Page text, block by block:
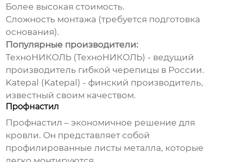
Более высокая стоимость.
Сложность монтажа (требуется подготовка
основания).
Популярные производители:
ТехноНИКОЛЬ (ТехноНИКОЛЬ) - ведущий
производитель гибкой черепицы в России.
Katepal (Katepal ) - финский производитель,
известный своим качеством.
Профнастил
Профнастил – экономичное решение для
кровли. Он представляет собой
профилированные листы металла, которые